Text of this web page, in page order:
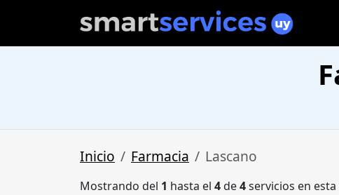
Inicio Farmacia Lascano
Mostrando del 1 hasta el 4de4servicios en